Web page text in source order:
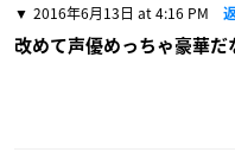
2016年6月13日 at 4:16 PM
改めて声優めっちゃ豪華